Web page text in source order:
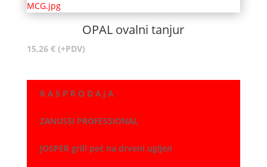
OPAL ovalni tanjur
15,26 € (+PDV)
R A S P R O D A J A
ZANUSSI PROFESSIONAL
JOSPER grill peć na drveni ugljen